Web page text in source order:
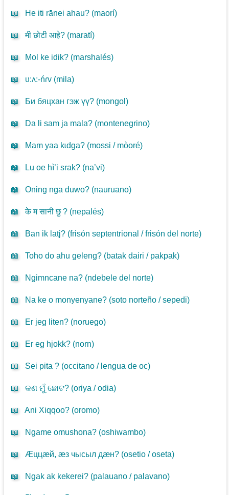
📖 He iti rānei ahau? (maorí)
📖 मी छोटी आहे? (maratí)
📖 Mol ke idik? (marshalés)
📖 υ:ʌ:-ńɾv (mila)
📖 Би бяцхан гэж үү? (mongol)
📖 Da li sam ja mala? (montenegrino)
📖 Mam yaa kɩdga? (mossi / mòoré)
📖 Lu oe hì’i srak? (na’vi)
📖 Oning nga duwo? (nauruano)
📖 के म सानी छु ? (nepalés)
📖 Ban ik latj? (frisón septentrional / frisón del norte)
📖 Toho do ahu geleng? (batak dairi / pakpak)
📖 Ngimncane na? (ndebele del norte)
📖 Na ke o monyenyane? (soto norteño / sepedi)
📖 Er jeg liten? (noruego)
📖 Er eg hjokk? (norn)
📖 Sei pita ? (occitano / lengua de oc)
📖 କଣ ମୁଁ ଛୋଟ? (oriya / odia)
📖 Ani Xiqqoo? (oromo)
📖 Ngame omushona? (oshiwambo)
📖 Æццæй, æз чысыл дæн? (osetio / oseta)
📖 Ngak ak kekerei? (palauano / palavano)